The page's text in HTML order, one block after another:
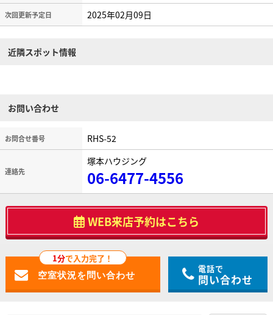
次回更新予定日 2025年02月09日
近隣スポット情報
お問い合わせ
お問合せ番号 RHS-52
連絡先
塚本ハウジング
06-6477-4556
WEB来店予約はこちら
1分で入力完了！
電話で
問い合わせ